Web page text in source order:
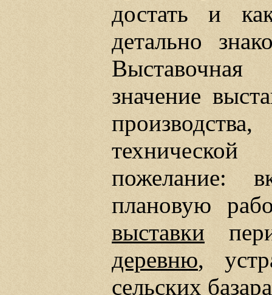
достать и
детально
значение
пожелание:
плановую
выставки
деревню,
сельских